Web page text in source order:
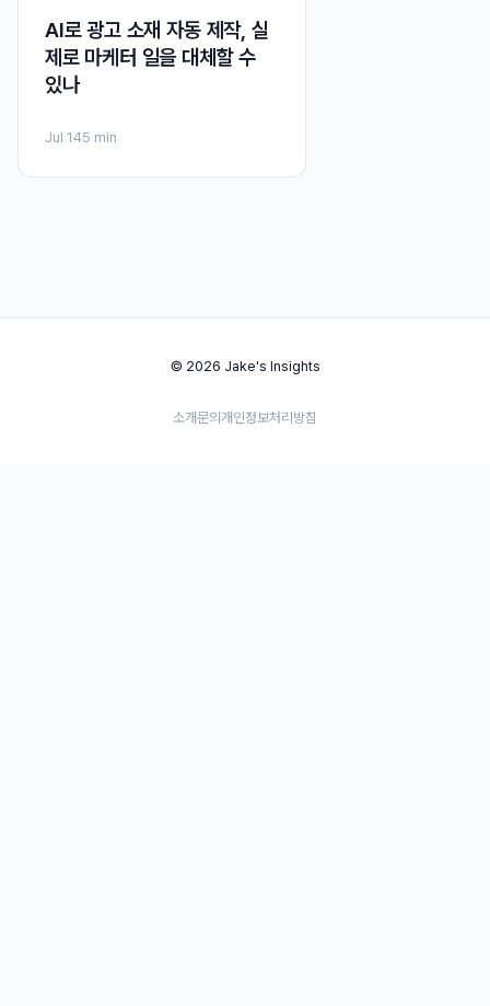
AI로 광고 소재 자동 제작, 실
제로 마케터 일을 대체할 수
있나
Jul 145 min
© 2026 Jake's Insights
소개문의 개인정보처리방침